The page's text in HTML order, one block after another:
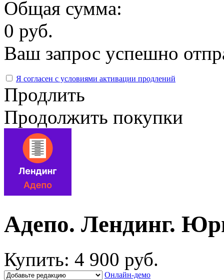
Общая сумма:
0 руб.
Ваш запрос успешно
Я согласен с условиями активации продлений
Продлить
Продолжить покупки
Адепо. Лендинг.
Купить: 4 900 руб.
Онлайн-демо